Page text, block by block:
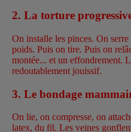
2. La torture
On installe les pinces. On
poids. Puis on tire. Puis on
montée... et un effondrement.
redoutablement jouissif.
3. Le bondage
On lie, on compresse, on
latex, du fil. Les veines